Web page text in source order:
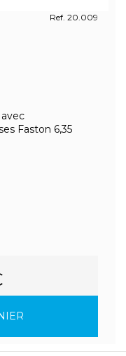
Ref. 20.009
Faston 6,35